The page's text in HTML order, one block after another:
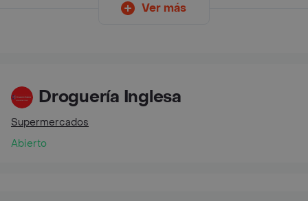
Ver más
Droguería Inglesa
Supermercados
Abierto